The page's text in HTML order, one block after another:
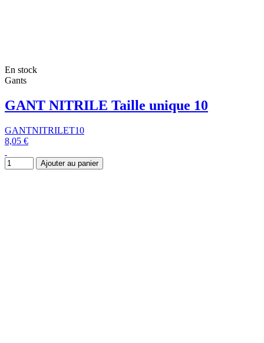
En stock
Gants
GANT NITRILE Taille unique 10
GANTNITRILET10
8,05 €
Ajouter au panier